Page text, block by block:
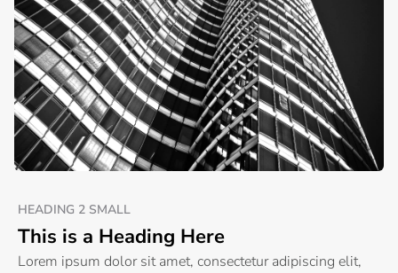
HEADING 2 SMALL
This is a Heading Here
Lorem ipsum dolor sit amet, consectetur adipiscing elit,